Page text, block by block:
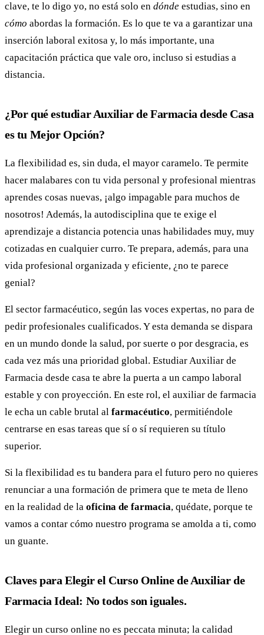
clave, te lo digo yo, no está solo en dónde estudias, sino en
cómo abordas la formación. Es lo que te va a garantizar una
inserción laboral exitosa y, lo más importante, una
capacitación práctica que vale oro, incluso si estudias a
distancia.
¿Por qué estudiar Auxiliar de Farmacia desde Casa
es tu Mejor Opción?
La flexibilidad es, sin duda, el mayor caramelo. Te permite
hacer malabares con tu vida personal y profesional mientras
aprendes cosas nuevas, ¡algo impagable para muchos de
nosotros! Además, la autodisciplina que te exige el
aprendizaje a distancia potencia unas habilidades muy, muy
cotizadas en cualquier curro. Te prepara, además, para una
vida profesional organizada y eficiente, ¿no te parece
genial?
El sector farmacéutico, según las voces expertas, no para de
pedir profesionales cualificados. Y esta demanda se dispara
en un mundo donde la salud, por suerte o por desgracia, es
cada vez más una prioridad global. Estudiar Auxiliar de
Farmacia desde casa te abre la puerta a un campo laboral
estable y con proyección. En este rol, el auxiliar de farmacia
le echa un cable brutal al farmacéutico, permitiéndole
centrarse en esas tareas que sí o sí requieren su título
superior.
Si la flexibilidad es tu bandera para el futuro pero no quieres
renunciar a una formación de primera que te meta de lleno
en la realidad de la oficina de farmacia, quédate, porque te
vamos a contar cómo nuestro programa se amolda a ti, como
un guante.
Claves para Elegir el Curso Online de Auxiliar de
Farmacia Ideal: No todos son iguales.
Elegir un curso online no es peccata minuta; la calidad